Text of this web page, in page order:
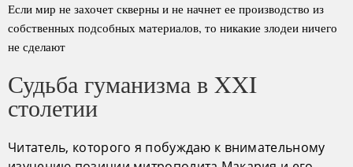
Если мир не захочет скверны и не начнет ее производство из
собственных подсобных материалов, то никакие злодеи ничего
не сделают
Судьба гуманизма в XXI
столетии
Читатель, которого я побуждаю к внимательному